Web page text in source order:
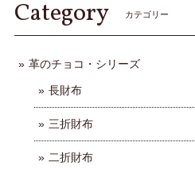
Category カテゴリー
革のチョコ・シリーズ
長財布
三折財布
二折財布